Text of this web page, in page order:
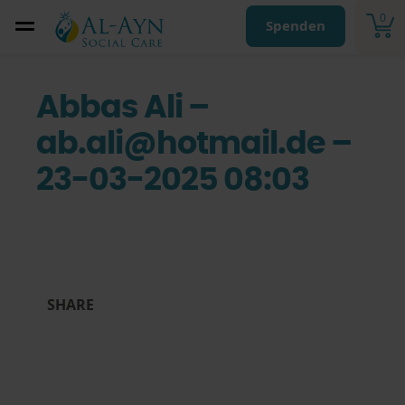
0
Spenden
Abbas Ali –
ab.ali@hotmail.de –
23-03-2025 08:03
SHARE